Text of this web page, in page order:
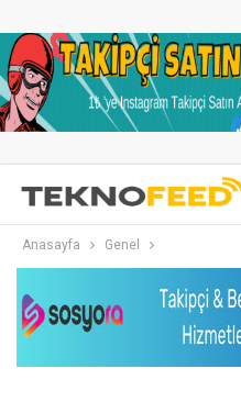
Anasayfa Genel